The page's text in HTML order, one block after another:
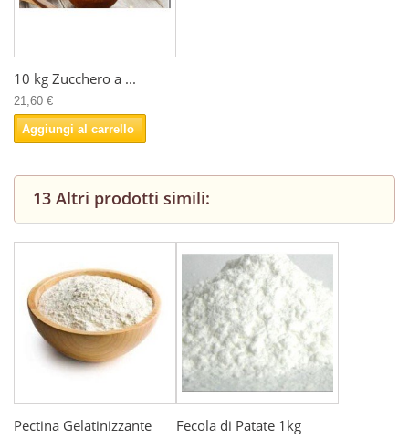
10 kg Zucchero a ...
21,60 €
Aggiungi al carrello
13 Altri prodotti simili:
Pectina Gelatinizzante
Fecola di Patate 1kg